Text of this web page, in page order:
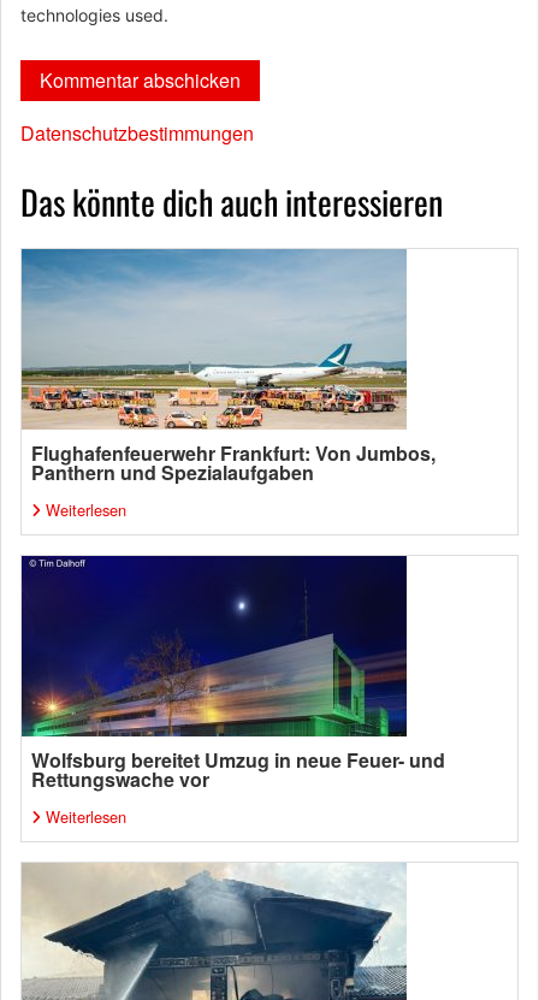
technologies used.
Datenschutzbestimmungen
Das könnte dich auch interessieren
Flughafenfeuerwehr Frankfurt: Von Jumbos,
Panthern und Spezialaufgaben
Weiterlesen
Wolfsburg bereitet Umzug in neue Feuer- und
Rettungswache vor
Weiterlesen